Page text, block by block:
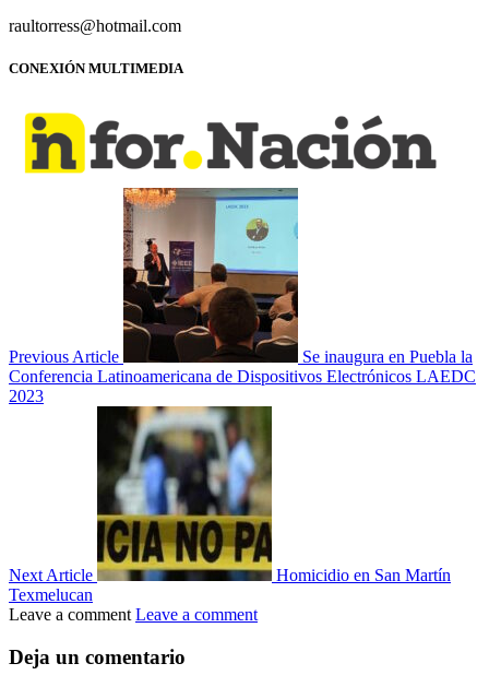
raultorress@hotmail.com
CONEXIÓN MULTIMEDIA
Previous Article
Se inaugura en Puebla la
Conferencia Latinoamericana de Dispositivos Electrónicos LAEDC
2023
Next Article
Homicidio en San Martín
Texmelucan
Leave a comment Leave a comment
Deja un comentario